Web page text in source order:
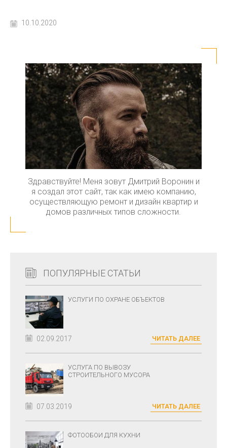
10.10.2020
Здравствуйте! Меня зовут Дмитрий Воронин и
я создал этот сайт, так как имею компанию,
осуществляющую ремонт и дизайн квартир и
домов различных типов сложности.
ПОПУЛЯРНЫЕ СТАТЬИ
УСЛУГИ ПО ОХРАНЕ ОБЪЕКТОВ
02.09.2017 ЧИТАТЬ ДАЛЕЕ
УСЛУГА ПО ВЫВОЗУ
СТРОИТЕЛЬНОГО МУСОРА
07.03.2019 ЧИТАТЬ ДАЛЕЕ
ФОТООБОИ ДЛЯ КУХНИ